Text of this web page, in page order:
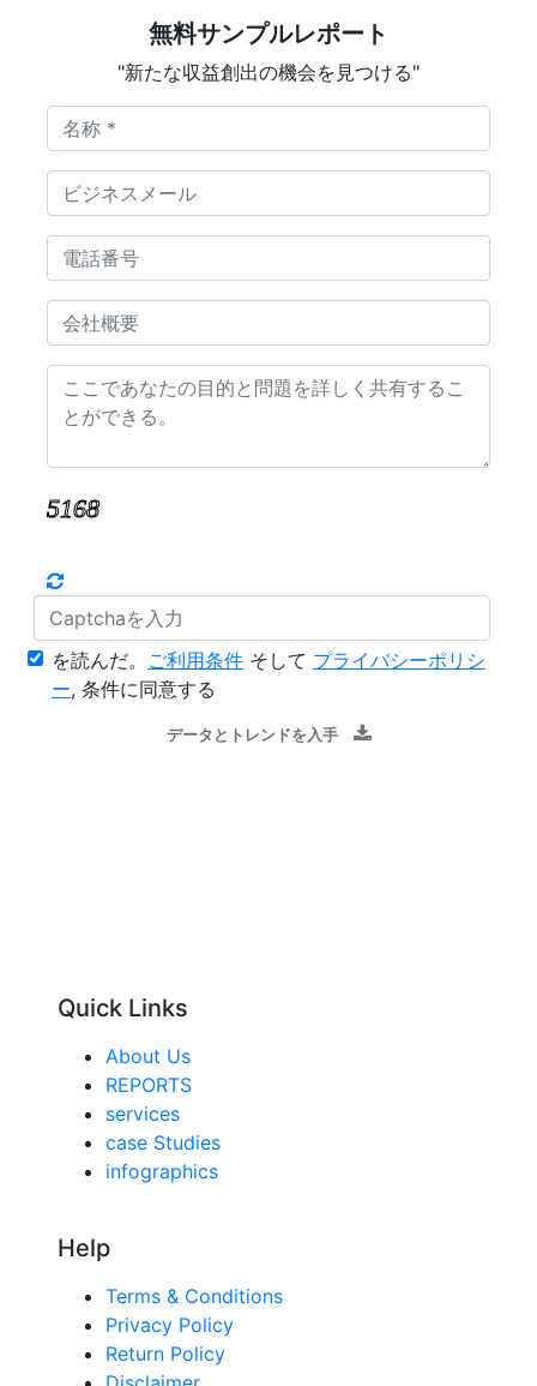
無料サンプルレポート
"新たな収益創出の機会を見つける"
を読んだ。 ご利用条件 そして プライバシーポリシ
ー, 条件に同意する
データとトレンドを入手
Quick Links
About Us
REPORTS
services
case Studies
infographics
Help
Terms & Conditions
Privacy Policy
Return Policy